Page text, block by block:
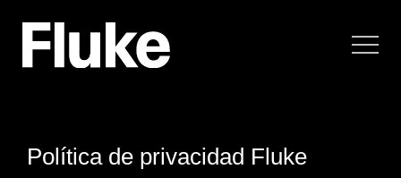
Navegación principal
Política de privacidad Fluke